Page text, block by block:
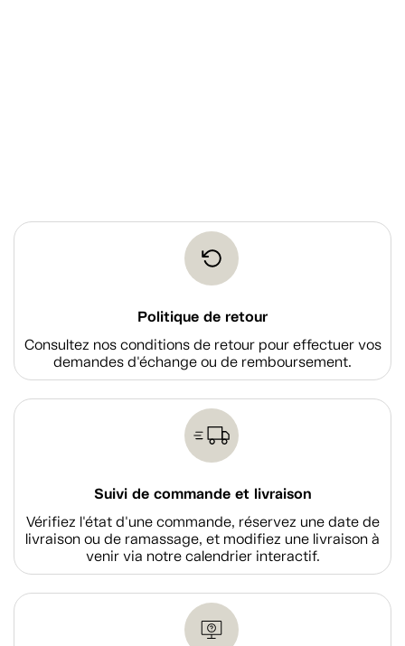
Politique de retour
Consultez nos conditions de retour pour effectuer vos
demandes d'échange ou de remboursement.
Suivi de commande et livraison
Vérifiez l'état d'une commande, réservez une date de
livraison ou de ramassage, et modifiez une livraison à
venir via notre calendrier interactif.